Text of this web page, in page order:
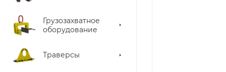
Грузозахватное
оборудование
Траверсы